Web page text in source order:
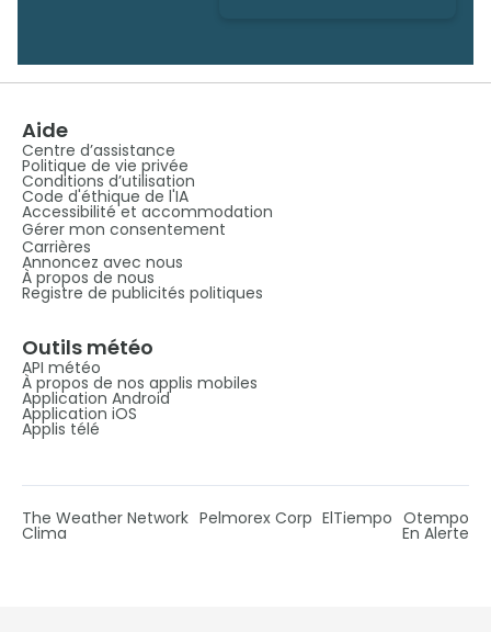
Aide
Centre d’assistance
Politique de vie privée
Conditions d’utilisation
Code d'éthique de l'IA
Accessibilité et accommodation
Gérer mon consentement
Carrières
Annoncez avec nous
À propos de nous
Registre de publicités politiques
Outils météo
API météo
À propos de nos applis mobiles
Application Android
Application iOS
Applis télé
The Weather Network Pelmorex Corp ElTiempo Otempo
Clima En Alerte